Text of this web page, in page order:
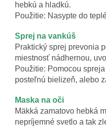
hebkú a hladkú.
Použitie: Nasypte do
Sprej na vankúš
Praktický sprej prevonia
miestnosť nádhernou,
Použitie: Pomocou
posteľnú bielizeň, alebo
Maska na oči
Mäkká zamatovo hebká
nepríjemné svetlo a tak